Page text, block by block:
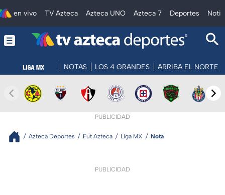
en vivo TV Azteca Azteca UNO Azteca 7 Deportes
NOTAS LOS 4 GRANDES ARRIBA EL NORTE
PUBLICIDAD
Azteca Deportes Fut Azteca Liga MX Nota
PUBLICIDAD